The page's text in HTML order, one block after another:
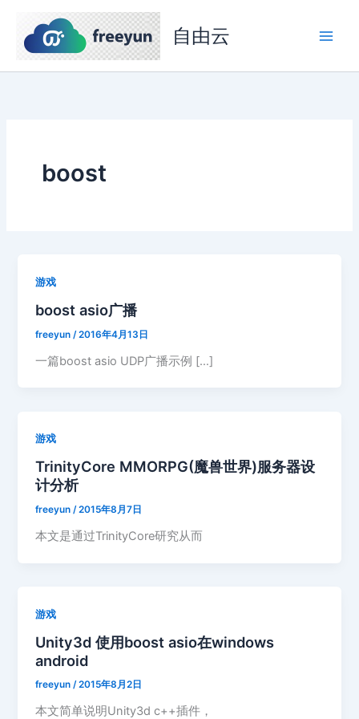
自由云
boost
游戏
boost asio广播
freeyun /2016年4月13日
一篇boost asio UDP广播示例 […]
游戏
TrinityCore MMORPG(魔兽世界)服务器设
计分析
freeyun/2015年8月7日
本文是通过TrinityCore研究从而
游戏
Unity3d 使用boost asio在windows
android
freeyun/2015年8月2日
本文简单说明Unity3d c++插件，